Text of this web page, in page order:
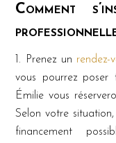
Comment
Prenez un rendez-
vous pourrez poser
Émilie vous
Selon votre
financement